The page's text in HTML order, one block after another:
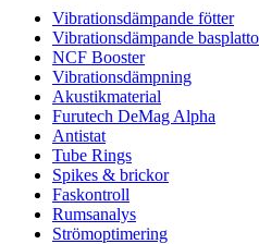
Vibrationsdämpande fötter
Vibrationsdämpande
NCF Booster
Vibrationsdämpning
Akustikmaterial
Furutech DeMag Alpha
Antistat
Tube Rings
Spikes & brickor
Faskontroll
Rumsanalys
Strömoptimering